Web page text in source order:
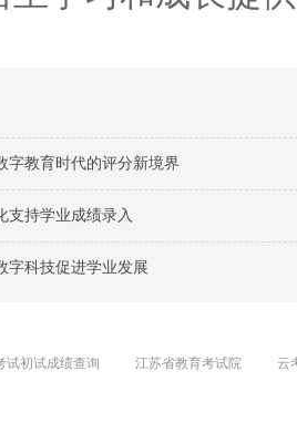
字教育时代的评分新境界
支持学业成绩录入
字科技促进学业发展
试初试成绩查询 江苏省教育考试院 云